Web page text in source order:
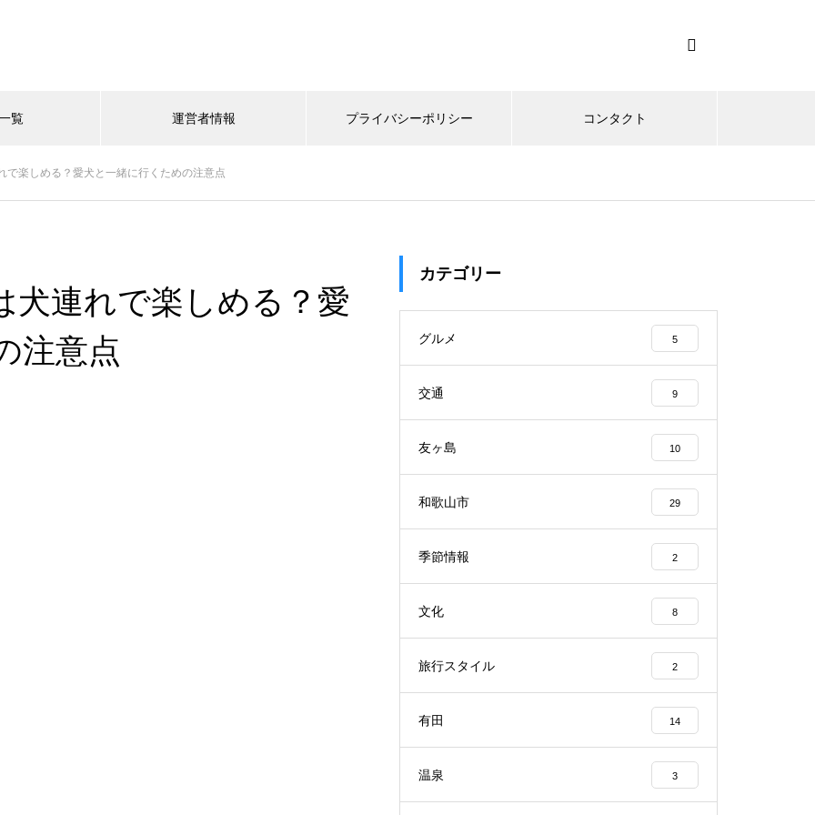
覧 運営者情報 プライバシーポリシー コンタクト
で楽しめる？愛犬と一緒に行くための注意点
犬連れで楽しめる？愛
注意点
カテゴリー
グルメ 5
交通 9
友ヶ島 10
和歌山市 29
季節情報 2
文化 8
旅行スタイル 2
有田 14
温泉 3